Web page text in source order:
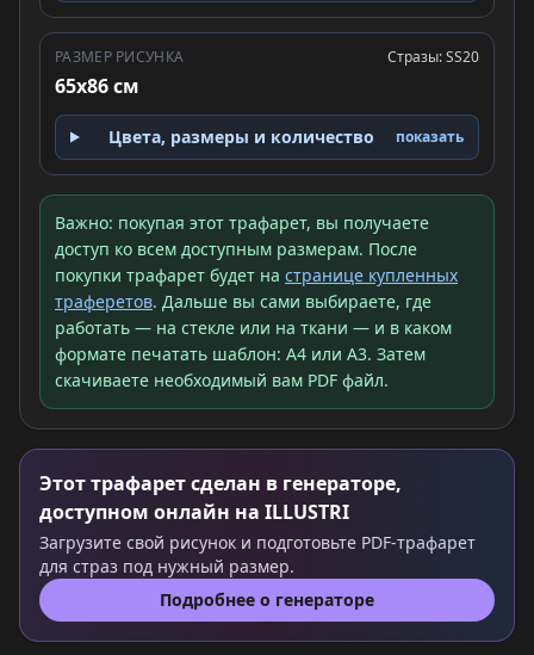
РАЗМЕР РИСУНКА
65x86 см
Стразы: SS20
Цвета, размеры и количество показать
Важно: покупая этот трафарет, вы получаете
доступ ко всем доступным размерам. После
покупки трафарет будет на странице купленных
траферетов. Дальше вы сами выбираете, где
работать — на стекле или на ткани — и в каком
формате печатать шаблон: A4 или A3. Затем
скачиваете необходимый вам PDF файл.
Этот трафарет сделан в генераторе,
доступном онлайн на ILLUSTRI
Загрузите свой рисунок и подготовьте PDF-трафарет
для страз под нужный размер.
Подробнее о генераторе